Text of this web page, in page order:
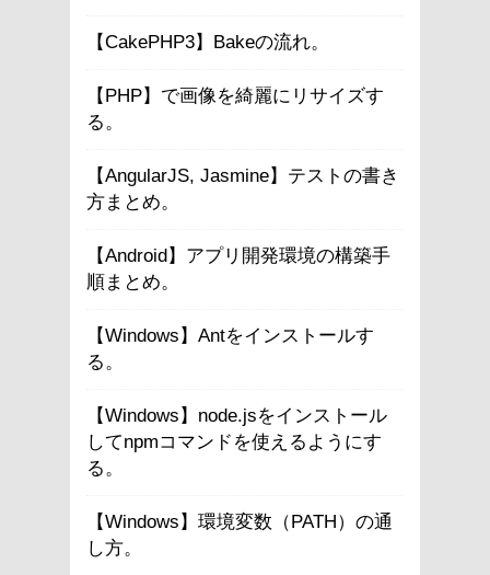
【CakePHP3】Bakeの流れ。
【PHP】で画像を綺麗にリサイズす
る。
【AngularJS, Jasmine】テストの書き
方まとめ。
【Android】アプリ開発環境の構築手
順まとめ。
【Windows】Antをインストールす
る。
【Windows】node.jsをインストール
してnpmコマンドを使えるようにす
る。
【Windows】環境変数（PATH）の通
し方。